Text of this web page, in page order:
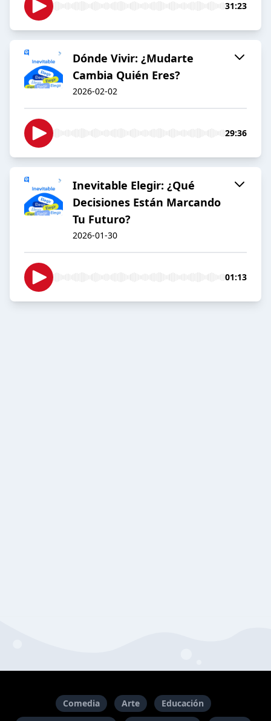
31:23
Dónde Vivir: ¿Mudarte
Cambia Quién Eres?
2026-02-02
29:36
Inevitable Elegir: ¿Qué
Decisiones Están Marcando
Tu Futuro?
2026-01-30
01:13
Comedia Arte
Educación